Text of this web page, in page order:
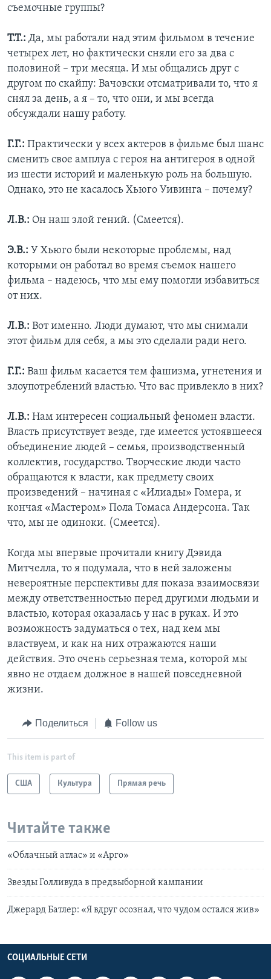
съемочные группы?
Т.Т.: Да, мы работали над этим фильмом в течение
четырех лет, но фактически сняли его за два с
половиной – три месяца. И мы общались друг с
другом по скайпу: Вачовски отсматривали то, что я
снял за день, а я – то, что они, и мы всегда
обсуждали нашу работу.
Г.Г.: Практически у всех актеров в фильме был шанс
сменить свое амплуа с героя на антигероя в одной
из шести историй и маленькую роль на большую.
Однако, это не касалось Хьюго Уивинга – почему?
Л.В.: Он наш злой гений. (Смеется).
Э.В.: У Хьюго были некоторые проблемы, над
которыми он работал во время съемок нашего
фильма – надеюсь, что мы ему помогли избавиться
от них.
Л.В.: Вот именно. Люди думают, что мы снимали
этот фильм для себя, а мы это сделали ради него.
Г.Г.: Ваш фильм касается тем фашизма, угнетения и
злоупотреблений властью. Что вас привлекло в них?
Л.В.: Нам интересен социальный феномен власти.
Власть присутствует везде, где имеется устоявшееся
объединение людей – семья, производственный
коллектив, государство. Творческие люди часто
обращаются к власти, как предмету своих
произведений – начиная с «Илиады» Гомера, и
кончая «Мастером» Пола Томаса Андерсона. Так
что, мы не одиноки. (Смеется).
Когда мы впервые прочитали книгу Дэвида
Митчелла, то я подумала, что в ней заложены
невероятные перспективы для показа взаимосвязи
между ответственностью перед другими людьми и
властью, которая оказалась у нас в руках. И это
возможность задуматься о тех, над кем мы
властвуем, и как на них отражаются наши
действия. Это очень серьезная тема, которой мы
явно не отдаем должное в нашей повседневной
жизни.
Поделиться Follow us
This item is part of
США Культура Прямая речь
Читайте также
«Облачный атлас» и «Арго»
Звезды Голливуда в предвыборной кампании
Джерард Батлер: «Я вдруг осознал, что чудом остался жив»
СОЦИАЛЬНЫЕ СЕТИ